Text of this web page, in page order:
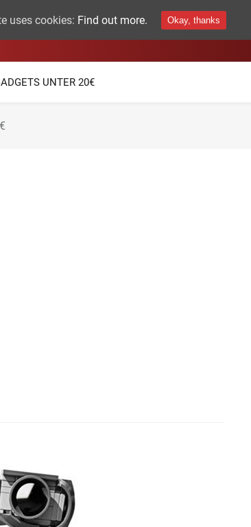
TECHNIK GADGETS
UNTER 20€
uses cookies: Find out more. Okay, thanks